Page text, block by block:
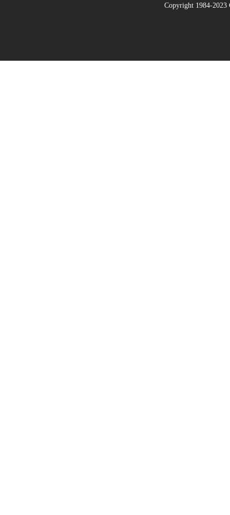
Copyright 1984-